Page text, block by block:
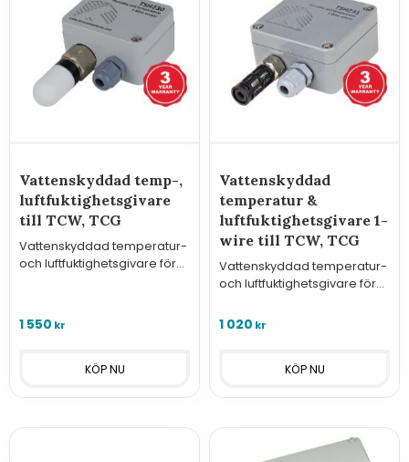
Vattenskyddad temp-,
luftfuktighetsgivare
till TCW, TCG
Vattenskyddad temperatur-
och luftfuktighetsgivare för
Teracom.
1 550 kr
Vattenskyddad
temperatur &
luftfuktighetsgivare 1-
wire till TCW, TCG
Vattenskyddad temperatur-
och luftfuktighetsgivare för
TCGxxx från Teracom samt
1 020 kr